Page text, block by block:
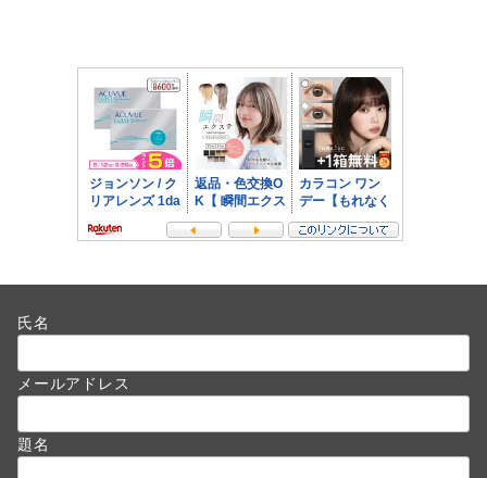
氏名
メールアドレス
題名